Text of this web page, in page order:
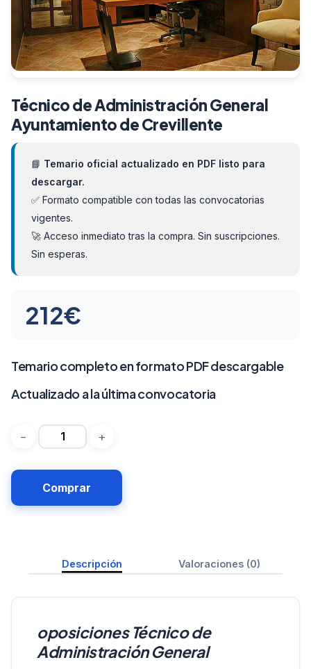
Técnico de Administración General
Ayuntamiento de Crevillente
📘 Temario oficial actualizado en PDF listo para
descargar.
✅ Formato compatible con todas las convocatorias
vigentes.
🚀 Acceso inmediato tras la compra. Sin suscripciones.
Sin esperas.
212€
Temario completo en formato PDF descargable
Actualizado a la última convocatoria
Comprar
Descripción Valoraciones (0)
oposiciones Técnico de
Administración General